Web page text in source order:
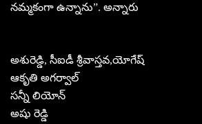
నమ్మకంగా ఉన్నాను”. అన్నారు
అశురెడ్డి, సీఐడీ శ్రీవాస్తవ,యోగేష్
ఆకృతి అగర్వాల్
సన్నీ లియోన్
అషు రెడ్డి